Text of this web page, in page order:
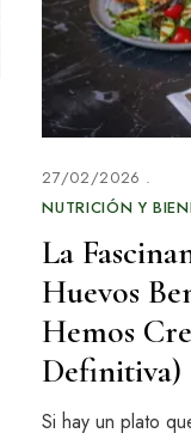
27/02/2026
NUTRICIÓN Y
La
Huevos
Hemos
Definitiva)
Si hay un plato